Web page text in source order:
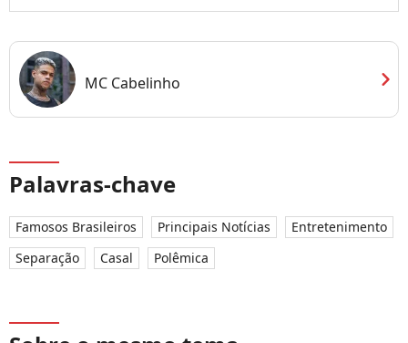
MC Cabelinho chevron_right
Palavras-chave
Famosos Brasileiros Principais Notícias
Entretenimento
Separação
Casal Polêmica